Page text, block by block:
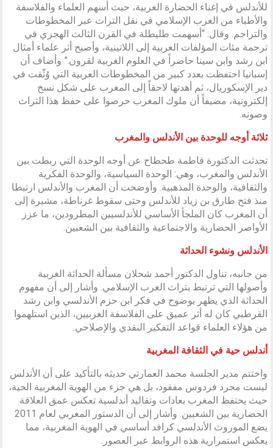
للأندلس في إغناء الحضارة الغربية، حيث أسهم العلماء والفلاسفة
والأطباء من الغرب الإسلامي في نقل التراث عبر المخطوطات
والتراجم. وقال: “أسهمت طليطلة في القرن الثالث الهجري في
ترجمة مئات المؤلفات العربية إلى اللاتينية، وأصبح أثر علماء أمثال
ابن رشد وابن سينا حاضراً في العلوم الغربية لقرون.” وأضاف أن
إسبانيا احتفظت بعدد كبير من المخطوطات العربية التي وُثّقت في
دير الإسكوريال، ثم أهدتها لاحقاً إلى المغرب على شكل نسخ
إلكترونية، مضيفاً أن ملوك المغرب حرصوا على حفظ هذا التراث
وصونه.
ثلاثة أوجه للوحدة بين الأندلس والمغرب
تحدثت الدكتورة فاطمة طحطاح عن أوجه الوحدة التي ربطت بين
الأندلس والمغرب، وهي: الوحدة السياسية، والوحدة الفكرية
والثقافية، والوحدة المذهبية. وأوضحت أن المغرب والأندلس ارتبطا
منذ فتح طارق بن زياد للأندلس وحتى سقوط غرناطة، مشيرة إلى
أن المغرب كان الملجأ الأساسي للأندلسيين المطرودين، ما عزز
الأواصر الحضارية والاجتماعية والثقافية بين الشعبين.
الأندلس ونشوء الحداثة
من جانبه، تناول الدكتور أحمد شحلان مسألة الحداثة الغربية
وأصولها التي ترتبط بتراث الغرب الإسلامي. وأشار إلى أن مفهوم
الحداثة الذي يظهر بوضوح في فكر ابن حزم الأندلسي وابن رشد
القرطبي كان له أثر عميق على الفلاسفة الغربيين، الذين استلهموا
من هؤلاء العلماء قواعد التفكير النقدي والإصلاحي.
أندلس حية في الثقافة المغربية
واختتم مدير الجلسة محمد العمارتي حديثه بالتأكيد على أن الأندلس
ليست مجرد فردوس مفقود، بل هي جزء من الهوية المغربية الحية،
حيث يحتفظ المغرب بعادات وتقاليد أندلسية تعكس عمق العلاقة
الحضارية بين الشعبين. وأشار إلى أن الدستور المغربي لعام 2011
يضع الموروث الأندلسي كرافد أساسي في الهوية المغربية، مما
يعكس استمرارية هذه الروابط عبر العصور.